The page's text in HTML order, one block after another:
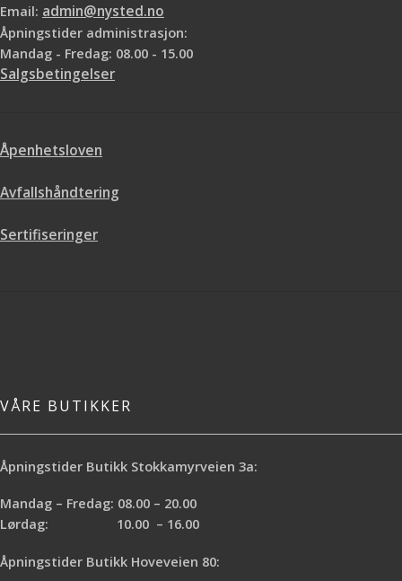
Email: admin@nysted.no
Åpningstider administrasjon:
Mandag - Fredag: 08.00 - 15.00
Salgsbetingelser
Åpenhetsloven
Avfallshåndtering
Sertifiseringer
VÅRE BUTIKKER
Åpningstider Butikk Stokkamyrveien 3a:
Mandag – Fredag: 08.00 – 20.00
Lørdag: 10.00 – 16.00
Åpningstider Butikk Hoveveien 80: